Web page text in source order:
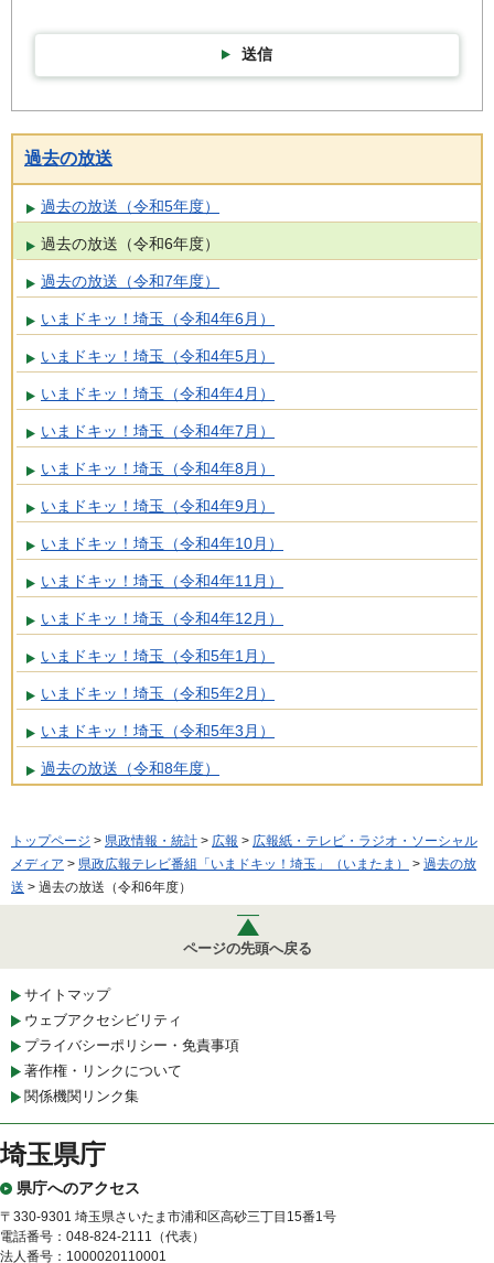
送信
過去の放送
過去の放送（令和5年度）
過去の放送（令和6年度）
過去の放送（令和7年度）
いまドキッ！埼玉（令和4年6月）
いまドキッ！埼玉（令和4年5月）
いまドキッ！埼玉（令和4年4月）
いまドキッ！埼玉（令和4年7月）
いまドキッ！埼玉（令和4年8月）
いまドキッ！埼玉（令和4年9月）
いまドキッ！埼玉（令和4年10月）
いまドキッ！埼玉（令和4年11月）
いまドキッ！埼玉（令和4年12月）
いまドキッ！埼玉（令和5年1月）
いまドキッ！埼玉（令和5年2月）
いまドキッ！埼玉（令和5年3月）
過去の放送（令和8年度）
トップページ > 県政情報・統計 > 広報 > 広報紙・テレビ・ラジオ・ソーシャル
メディア > 県政広報テレビ番組「いまドキッ！埼玉」（いまたま） > 過去の放
送 > 過去の放送（令和6年度）
ページの先頭へ戻る
サイトマップ
ウェブアクセシビリティ
プライバシーポリシー・免責事項
著作権・リンクについて
関係機関リンク集
埼玉県庁
県庁へのアクセス
〒330-9301 埼玉県さいたま市浦和区高砂三丁目15番1号
電話番号：048-824-2111（代表）
法人番号：1000020110001